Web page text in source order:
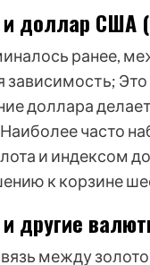
доллар США
ранее,
зависимость;
доллара
часто
и индексом
к корзине
другие
между